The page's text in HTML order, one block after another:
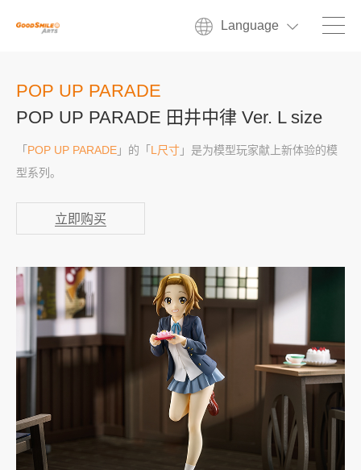
Language
POP UP PARADE
POP UP PARADE 田井中律 Ver. L size
「 POP UP PARADE 」的「 L尺寸 」是为模型玩家献上新体验的模
型系列。
立即购买